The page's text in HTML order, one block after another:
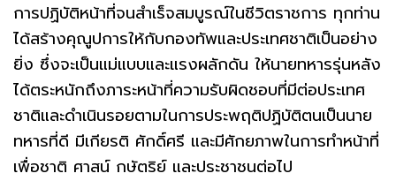
การปฏิบัติหน้าที่จนสำเร็จสมบูรณ์ในชีวิตราชการ ทุกท่าน
ได้สร้างคุณูปการให้กับกองทัพและประเทศชาติเป็นอย่าง
ยิ่ง ซึ่งจะเป็นแม่แบบและแรงผลักดัน ให้นายทหารรุ่นหลัง
ได้ตระหนักถึงภาระหน้าที่ความรับผิดชอบที่มีต่อประเทศ
ชาติและดำเนินรอยตามในการประพฤติปฏิบัติตนเป็นนาย
ทหารที่ดี มีเกียรติ ศักดิ์ศรี และมีศักยภาพในการทำหน้าที่
เพื่อชาติ ศาสน์ กษัตริย์ และประชาชนต่อไป